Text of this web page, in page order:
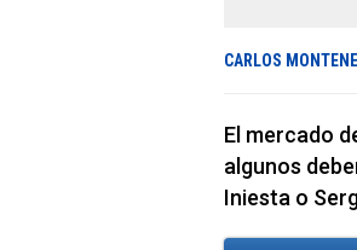
CARLOS
El mercado
algunos
Iniesta o